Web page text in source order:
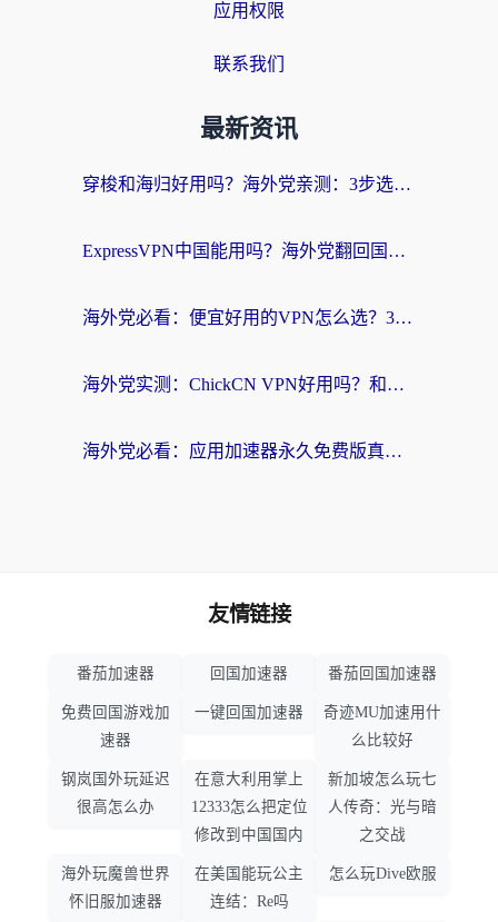
应用权限
联系我们
最新资讯
穿梭和海归好用吗？海外党亲测：3步选对回国加速器，无缝刷国内剧玩手游
ExpressVPN中国能用吗？海外党翻回国内的加速器选择指南（附番茄加速器实测）
海外党必看：便宜好用的VPN怎么选？3步解决回国访问难题+Steam改区技巧
海外党实测：ChickCN VPN好用吗？和OurPlay VPN对比哪个回国效果更好？附避坑指南
海外党必看：应用加速器永久免费版真的靠谱吗？教你选对回国加速器无缝刷国内资源
友情链接
番茄加速器 回国加速器 番茄回国加速器
免费回国游戏加
速器
一键回国加速器
奇迹MU加速用什
么比较好
钢岚国外玩延迟
很高怎么办
在意大利用掌上
12333怎么把定位
修改到中国国内
新加坡怎么玩七
人传奇：光与暗
之交战
海外玩魔兽世界
怀旧服加速器
在美国能玩公主
连结：Re吗
怎么玩Dive欧服